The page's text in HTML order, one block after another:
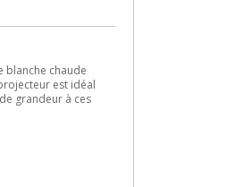
blanche chaude
est idéal
grandeur à ces